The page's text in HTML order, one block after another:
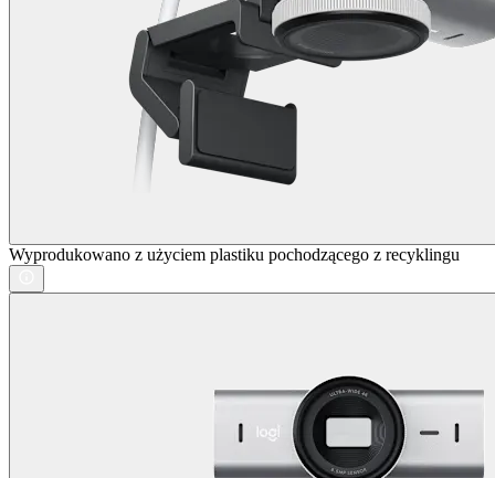
Wyprodukowano z użyciem plastiku pochodzącego z recyklingu